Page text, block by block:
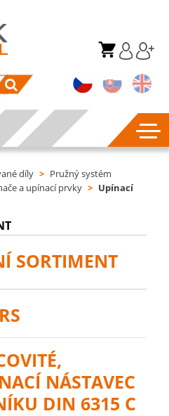
díly > Pružný systém
a upínací prvky > Upínací
SORTIMENT
NÁSTAVEC
DIN 6315 C